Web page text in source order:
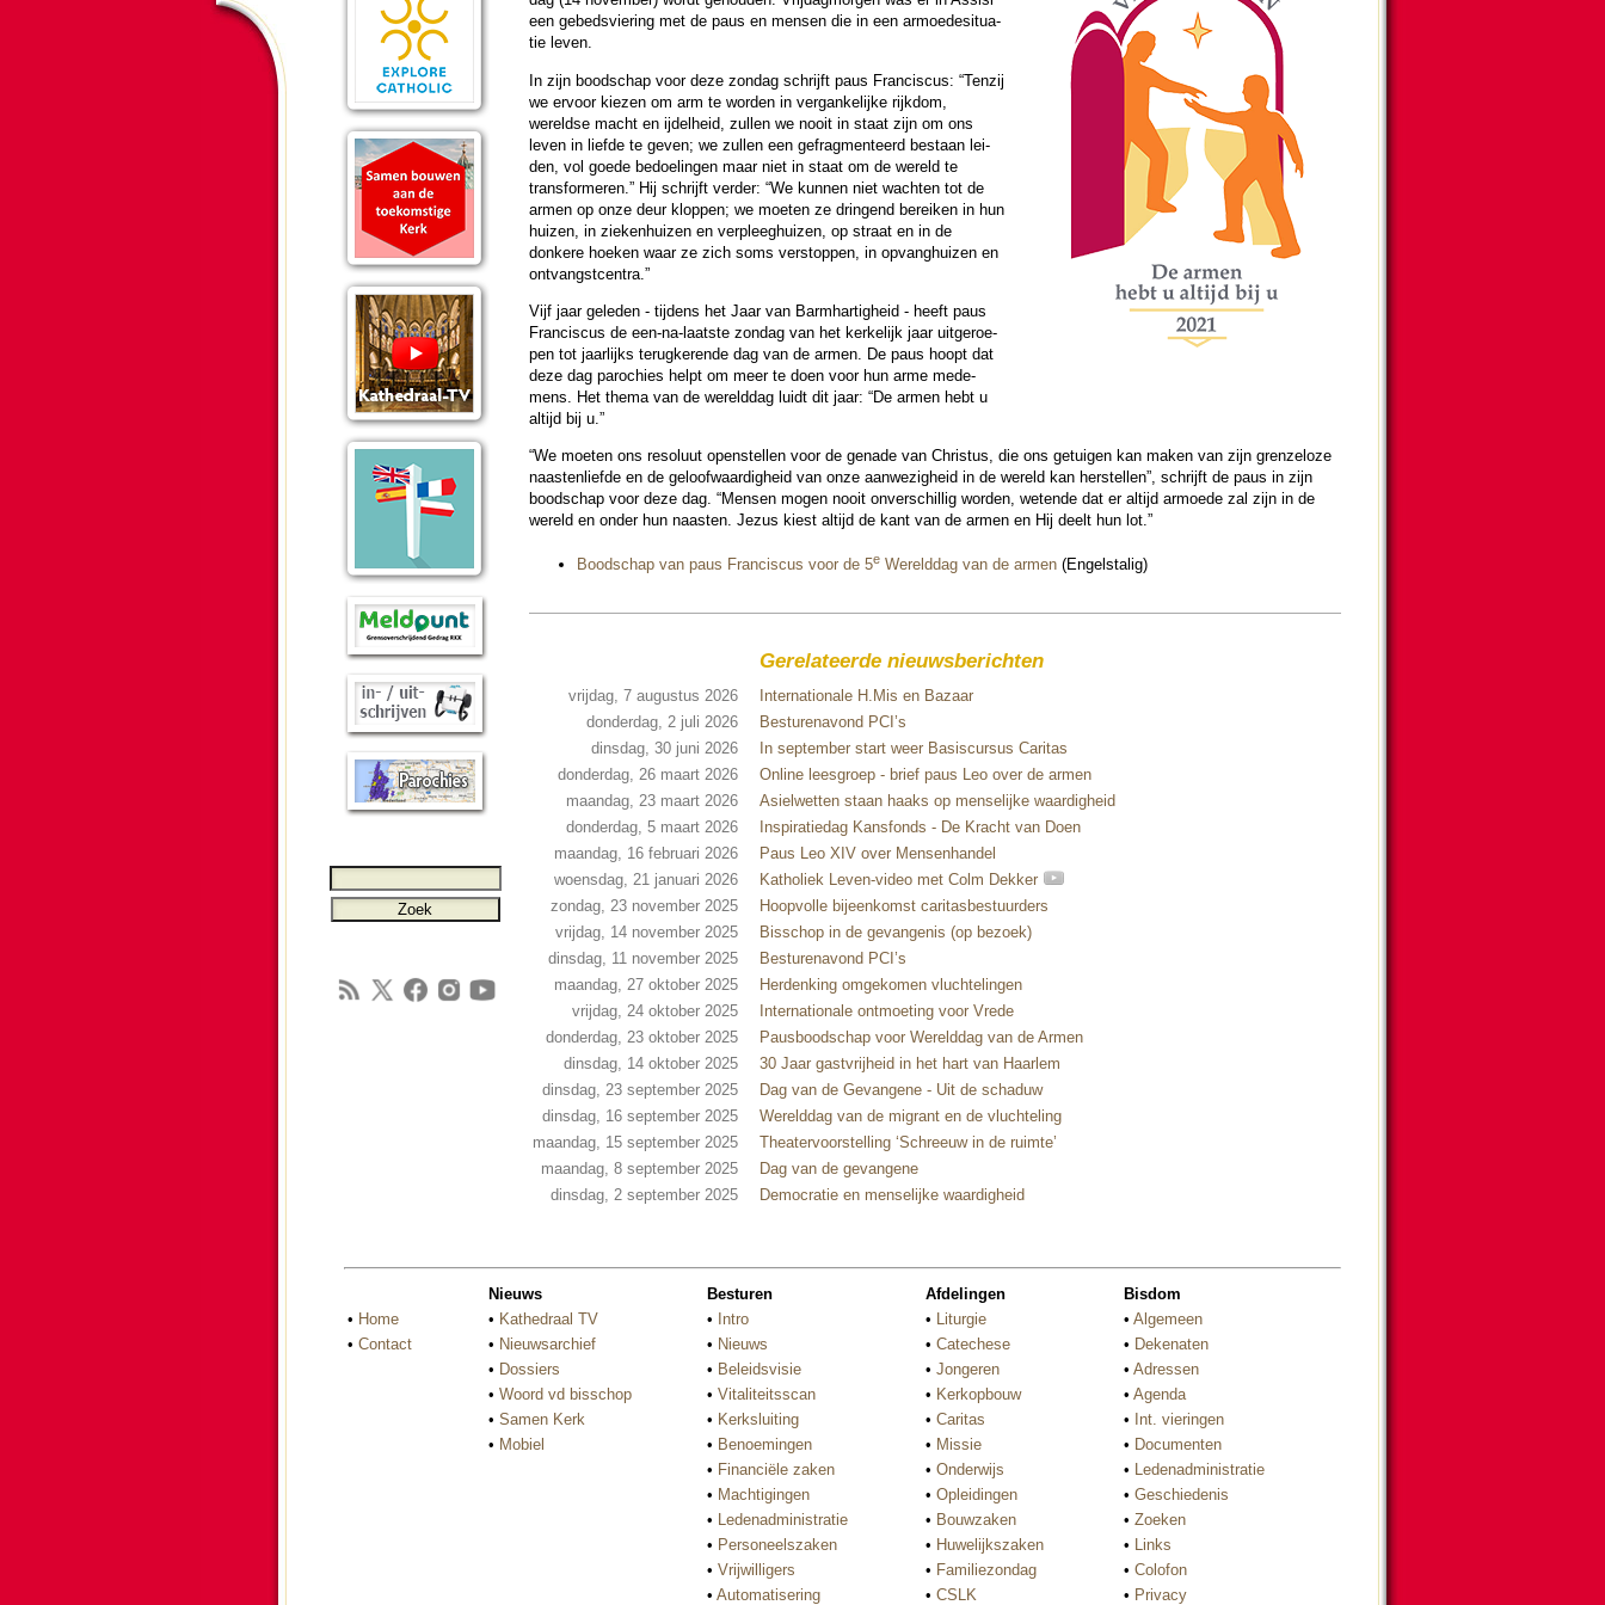
een gebeds­vie­ring met de paus en mensen die in een armoede­si­tua­
tie leven.
In zijn bood­schap voor deze zon­dag schrijft paus Fran­cis­cus: “Tenzij
we ervoor kiezen om arm te wor­den in ver­gan­ke­lijke rijkdom,
wereldse macht en ijdel­heid, zullen we nooit in staat zijn om ons
leven in liefde te geven; we zullen een gefrag­men­teerd bestaan ​​lei­
den, vol goede be­doe­lin­gen maar niet in staat om de wereld te
transformeren.” Hij schrijft ver­der: “We kunnen niet wachten tot de
armen op onze deur kloppen; we moeten ze dringend bereiken in hun
huizen, in zieken­hui­zen en verpleeg­hui­zen, op straat en in de
donkere hoeken waar ze zich soms verstoppen, in opvang­hui­zen en
ont­vangst­cen­tra.”
Vijf jaar gele­den - tij­dens het Jaar van Barm­har­tig­heid - heeft paus
Fran­cis­cus de een-na-laatste zon­dag van het ker­ke­lijk jaar uit­ge­roe­
pen tot jaar­lijks te­rug­ke­rende dag van de armen. De paus hoopt dat
deze dag pa­ro­chies helpt om meer te doen voor hun arme mede­
mens. Het thema van de wereld­dag luidt dit jaar: “De armen hebt u
altijd bij u.”
“We moeten ons resoluut openstellen voor de genade van Christus, die ons getuigen kan maken van zijn grenze­loze
naasten­liefde en de geloof­waar­dig­heid van onze aanwe­zig­heid in de wereld kan her­stel­len”, schrijft de paus in zijn
bood­schap voor deze dag. “Mensen mogen nooit on­ver­schil­lig wor­den, wetende dat er altijd armoede zal zijn in de
wereld en onder hun naasten. Jezus kiest altijd de kant van de armen en Hij deelt hun lot.”
Bood­schap van paus Fran­cis­cus voor de 5eWereld­dag van de armen(Engels­ta­lig)
Gerelateerde nieuwsberichten
vrijdag, 7 augustus 2026
Internationale H.Mis en Bazaar
donderdag, 2 juli 2026
Besturenavond PCI’s
dinsdag, 30 juni 2026
In september start weer Basiscursus Caritas
donderdag, 26 maart 2026
Online leesgroep - brief paus Leo over de armen
maandag, 23 maart 2026
Asielwetten staan haaks op menselijke waardigheid
donderdag, 5 maart 2026
Inspiratiedag Kansfonds - De Kracht van Doen
maandag, 16 februari 2026
Paus Leo XIV over Mensenhandel
woensdag, 21 januari 2026
Katholiek Leven-video met Colm Dekker
zondag, 23 november 2025
Hoopvolle bijeenkomst caritasbestuurders
vrijdag, 14 november 2025
Bisschop in de gevangenis (op bezoek)
dinsdag, 11 november 2025
Besturenavond PCI’s
maandag, 27 oktober 2025
Herdenking omgekomen vluchtelingen
vrijdag, 24 oktober 2025
Internationale ontmoeting voor Vrede
donderdag, 23 oktober 2025
Pausboodschap voor Werelddag van de Armen
dinsdag, 14 oktober 2025
30 Jaar gastvrijheid in het hart van Haarlem
dinsdag, 23 september 2025
Dag van de Gevangene - Uit de schaduw
dinsdag, 16 september 2025
Werelddag van de migrant en de vluchteling
maandag, 15 september 2025
Theatervoorstelling ‘Schreeuw in de ruimte’
maandag, 8 september 2025
Dag van de gevangene
dinsdag, 2 september 2025
Democratie en menselijke waardigheid
• Home
• Contact
Nieuws
• Kathedraal TV
• Nieuwsarchief
• Dossiers
• Woord vd bisschop
• Samen Kerk
• Mobiel
Besturen
• Intro
• Nieuws
• Beleidsvisie
• Vitaliteitsscan
• Kerksluiting
• Benoemingen
• Financiële zaken
• Machtigingen
• Ledenadministratie
• Personeelszaken
• Vrijwilligers
• Automatisering
Afdelingen
• Liturgie
• Catechese
• Jongeren
• Kerkopbouw
• Caritas
• Missie
• Onderwijs
• Opleidingen
• Bouwzaken
• Huwelijkszaken
• Familiezondag
• CSLK
Bisdom
• Algemeen
• Dekenaten
• Adressen
• Agenda
• Int. vieringen
• Documenten
• Ledenadministratie
• Geschiedenis
• Zoeken
• Links
• Colofon
• Privacy